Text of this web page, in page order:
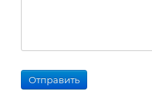
Отправить